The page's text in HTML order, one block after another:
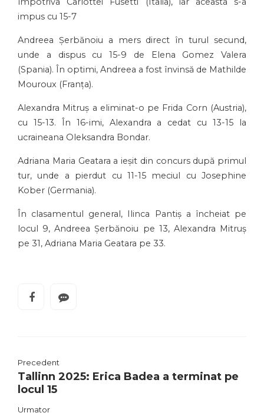
impus cu 15-7
Andreea Șerbănoiu a mers direct în turul secund,
unde a dispus cu 15-9 de Elena Gomez Valera
(Spania). În optimi, Andreea a fost învinsă de Mathilde
Mouroux (Franța).
Alexandra Mitruș a eliminat-o pe Frida Corn (Austria),
cu 15-13. În 16-imi, Alexandra a cedat cu 13-15 la
ucraineana Oleksandra Bondar.
Adriana Maria Geatara a ieșit din concurs după primul
tur, unde a pierdut cu 11-15 meciul cu Josephine
Kober (Germania).
În clasamentul general, Ilinca Pantiș a încheiat pe
locul 9, Andreea Șerbănoiu pe 13, Alexandra Mitruș
pe 31, Adriana Maria Geatara pe 33.
Precedent
Tallinn 2025: Erica Badea a terminat pe
locul 15
Urmator